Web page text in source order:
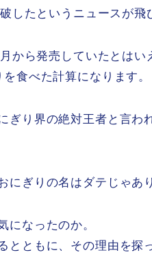
したというニュースが飛
から発売していたとは
食べた計算になります。
ぎり界の絶対王者と言わ
ぎりの名はダテじゃあ
になったのか。
とともに、その理由を探